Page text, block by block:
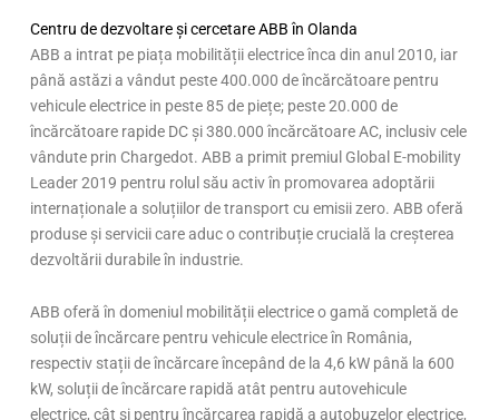
Centru de dezvoltare și cercetare ABB în Olanda
ABB a intrat pe piața mobilității electrice înca din anul 2010, iar
până astăzi a vândut peste 400.000 de încărcătoare pentru
vehicule electrice in peste 85 de piețe; peste 20.000 de
încărcătoare rapide DC și 380.000 încărcătoare AC, inclusiv cele
vândute prin Chargedot. ABB a primit premiul Global E-mobility
Leader 2019 pentru rolul său activ în promovarea adoptării
internaționale a soluțiilor de transport cu emisii zero. ABB oferă
produse și servicii care aduc o contribuție crucială la creșterea
dezvoltării durabile în industrie.
ABB oferă în domeniul mobilității electrice o gamă completă de
soluții de încărcare pentru vehicule electrice în România,
respectiv stații de încărcare începând de la 4,6 kW până la 600
kW, soluții de încărcare rapidă atât pentru autovehicule
electrice, cât și pentru încărcarea rapidă a autobuzelor electrice,